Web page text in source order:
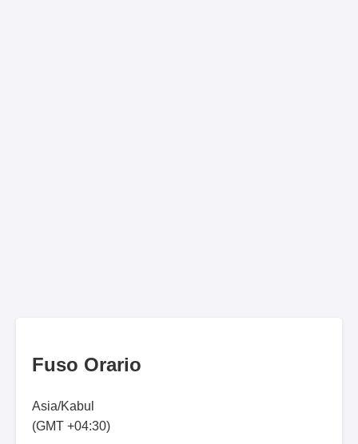
Fuso Orario
Asia/Kabul
(GMT +04:30)